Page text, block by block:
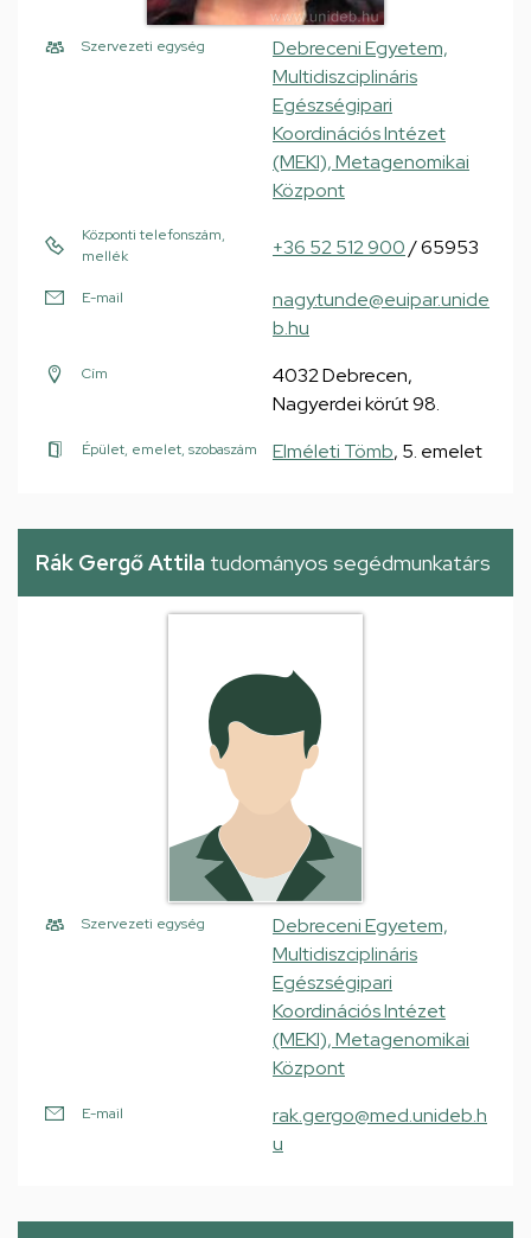
Szervezeti egység
Debreceni Egyetem,
Multidiszciplináris
Egészségipari
Koordinációs Intézet
(MEKI), Metagenomikai
Központ
Központi telefonszám,
mellék
+36 52 512 900/ 65953
E-mail
nagy.tunde@euipar.unide
b.hu
Cím
4032 Debrecen,
Nagyerdei körút 98.
Épület, emelet, szobaszám Elméleti Tömb, 5. emelet
Rák Gergő Attila tudományos segédmunkatárs
Szervezeti egység
Debreceni Egyetem,
Multidiszciplináris
Egészségipari
Koordinációs Intézet
(MEKI), Metagenomikai
Központ
E-mail
rak.gergo@med.unideb.h
u